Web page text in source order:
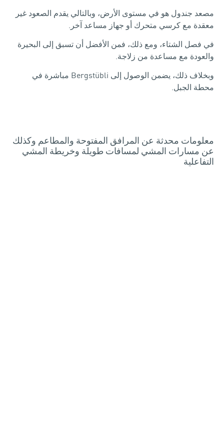
مصعد جندول هو في مستوى الأرض، وبالتالي يقدم الصعود غير
معقدة مع كرسي متحرك أو جهاز مساعد آخر.
في فصل الشتاء، ومع ذلك، فمن الأفضل أن تسبق إلى البحيرة
والعودة مع مساعدة من زلاجة.
وبخلاف ذلك، يضمن الوصول إلى Bergstübli مباشرة في
محطة الجبل.
معلومات محدثة عن المرافق المفتوحة والمطاعم وكذلك
عن مسارات المشي لمسافات طويلة وخريطة المشي
التفاعلية